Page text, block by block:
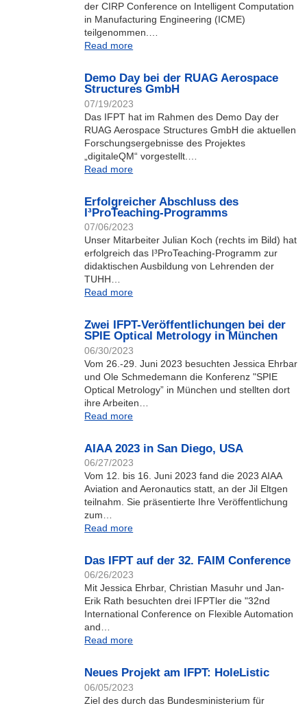
der CIRP Conference on Intelligent Computation
in Manufacturing Engineering (ICME)
teilgenommen.…
Read more
Demo Day bei der RUAG Aerospace
Structures GmbH
07/19/2023
Das IFPT hat im Rahmen des Demo Day der
RUAG Aerospace Structures GmbH die aktuellen
Forschungsergebnisse des Projektes
„digitaleQM“ vorgestellt.…
Read more
Erfolgreicher Abschluss des
I³ProTeaching-Programms
07/06/2023
Unser Mitarbeiter Julian Koch (rechts im Bild) hat
erfolgreich das I³ProTeaching-Programm zur
didaktischen Ausbildung von Lehrenden der
TUHH…
Read more
Zwei IFPT-Veröffentlichungen bei der
SPIE Optical Metrology in München
06/30/2023
Vom 26.-29. Juni 2023 besuchten Jessica Ehrbar
und Ole Schmedemann die Konferenz "SPIE
Optical Metrology” in München und stellten dort
ihre Arbeiten…
Read more
AIAA 2023 in San Diego, USA
06/27/2023
Vom 12. bis 16. Juni 2023 fand die 2023 AIAA
Aviation and Aeronautics statt, an der Jil Eltgen
teilnahm. Sie präsentierte Ihre Veröffentlichung
zum…
Read more
Das IFPT auf der 32. FAIM Conference
06/26/2023
Mit Jessica Ehrbar, Christian Masuhr und Jan-
Erik Rath besuchten drei IFPTler die "32nd
International Conference on Flexible Automation
and…
Read more
Neues Projekt am IFPT: HoleListic
06/05/2023
Ziel des durch das Bundesministerium für